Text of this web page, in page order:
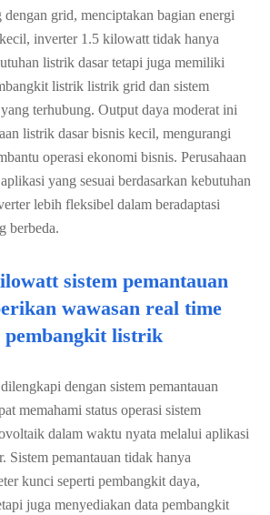
grid, menciptakan bagian energi
inverter 1.5 kilowatt tidak hanya
listrik dasar tetapi juga memiliki
listrik listrik grid dan sistem
terhubung. Output daya moderat ini
listrik dasar bisnis kecil, mengurangi
operasi ekonomi bisnis. Perusahaan
yang sesuai berdasarkan kebutuhan
lebih fleksibel dalam beradaptasi
berbeda.
sistem pemantauan
wawasan real time
pembangkit listrik
dengan sistem pemantauan
memahami status operasi sistem
dalam waktu nyata melalui aplikasi
Sistem pemantauan tidak hanya
kunci seperti pembangkit daya,
juga menyediakan data pembangkit